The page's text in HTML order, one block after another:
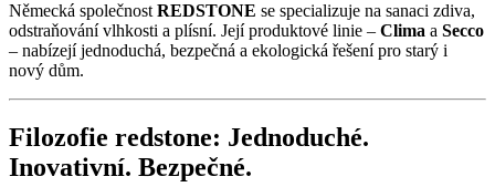
Německá společnost REDSTONE se specializuje na sanaci zdiva,
odstraňování vlhkosti a plísní. Její produktové linie – Clima a Secco
– nabízejí jednoduchá, bezpečná a ekologická řešení pro starý i
nový dům.
Filozofie redstone: Jednoduché.
Inovativní. Bezpečné.